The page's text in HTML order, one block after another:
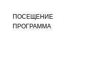
ПОСЕЩЕНИЕ
ПРОГРАММА